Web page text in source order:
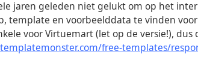
jaren geleden niet gelukt om op het
template en voorbeelddata te vinden
voor Virtuemart (let op de versie!), dus
free-templates/